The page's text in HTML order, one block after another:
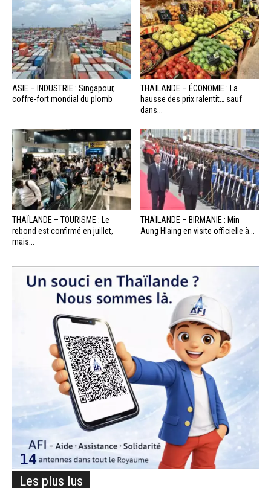
ASIE – INDUSTRIE : Singapour,
coffre-fort mondial du plomb
THAÏLANDE – ÉCONOMIE : La
hausse des prix ralentit… sauf
dans...
THAÏLANDE – TOURISME : Le
rebond est confirmé en juillet,
mais...
THAÏLANDE – BIRMANIE : Min
Aung Hlaing en visite officielle à...
Les plus lus